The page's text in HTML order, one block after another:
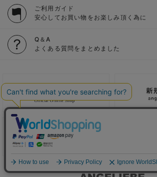
ご利用ガイド
安心してお買い物をお楽しみ頂く為に
Q＆A
よくある質問をまとめました